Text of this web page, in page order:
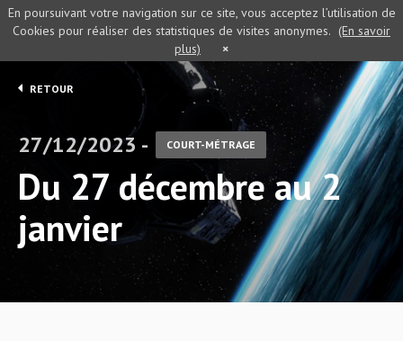
RETOUR
27/12/2023 - COURT-MÉTRAGE
Du 27 décembre au 2
janvier
En poursuivant votre navigation sur ce site, vous acceptez l’utilisation de
Cookies pour réaliser des statistiques de visites anonymes. (En savoir
plus)
×